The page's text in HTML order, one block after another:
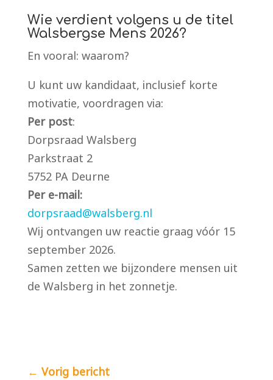
Wie verdient volgens u de titel
Walsbergse Mens 2026?
En vooral: waarom?
U kunt uw kandidaat, inclusief korte
motivatie, voordragen via:
Per post:
Dorpsraad Walsberg
Parkstraat 2
5752 PA Deurne
Per e-mail:
dorpsraad@walsberg.nl
Wij ontvangen uw reactie graag vóór 15
september 2026.
Samen zetten we bijzondere mensen uit
de Walsberg in het zonnetje.
← Vorig bericht